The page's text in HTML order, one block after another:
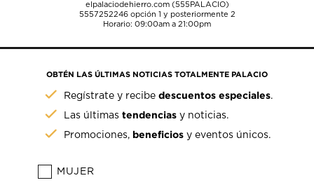
elpalaciodehierro.com (555PALACIO)
5557252246opción 1 y posteriormente 2
Horario: 09:00am a 21:00pm
OBTÉN LAS ÚLTIMAS NOTICIAS TOTALMENTE PALACIO
Regístrate y recibedescuentos especiales.
Las últimastendencias y noticias.
Promociones, beneficios y eventos únicos.
MUJER